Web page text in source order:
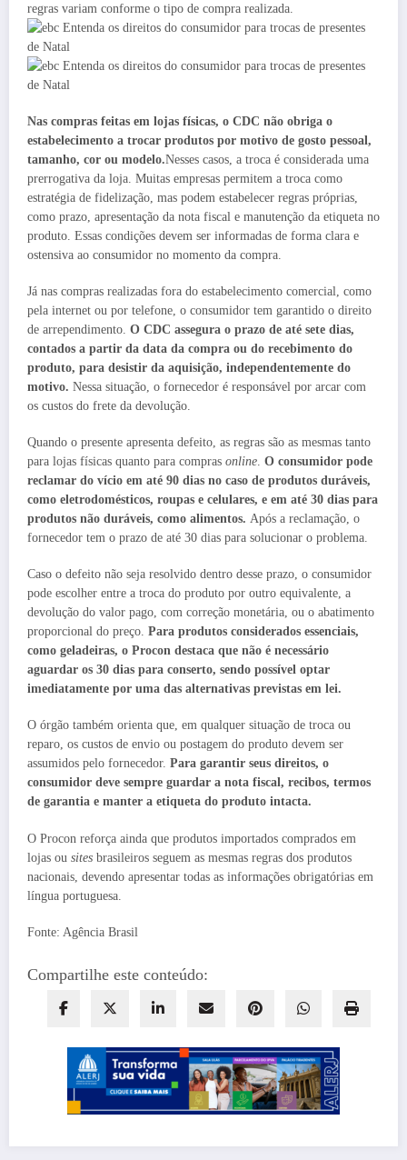
regras variam conforme o tipo de compra realizada.
Nas compras feitas em lojas físicas, o CDC não obriga o
estabelecimento a trocar produtos por motivo de gosto pessoal,
tamanho, cor ou modelo.Nesses casos, a troca é considerada uma
prerrogativa da loja. Muitas empresas permitem a troca como
estratégia de fidelização, mas podem estabelecer regras próprias,
como prazo, apresentação da nota fiscal e manutenção da etiqueta no
produto. Essas condições devem ser informadas de forma clara e
ostensiva ao consumidor no momento da compra.
Já nas compras realizadas fora do estabelecimento comercial, como
pela internet ou por telefone, o consumidor tem garantido o direito
de arrependimento. O CDC assegura o prazo de até sete dias,
contados a partir da data da compra ou do recebimento do
produto, para desistir da aquisição, independentemente do
motivo. Nessa situação, o fornecedor é responsável por arcar com
os custos do frete da devolução.
Quando o presente apresenta defeito, as regras são as mesmas tanto
para lojas físicas quanto para compras online. O consumidor pode
reclamar do vício em até 90 dias no caso de produtos duráveis,
como eletrodomésticos, roupas e celulares, e em até 30 dias para
produtos não duráveis, como alimentos. Após a reclamação, o
fornecedor tem o prazo de até 30 dias para solucionar o problema.
Caso o defeito não seja resolvido dentro desse prazo, o consumidor
pode escolher entre a troca do produto por outro equivalente, a
devolução do valor pago, com correção monetária, ou o abatimento
proporcional do preço. Para produtos considerados essenciais,
como geladeiras, o Procon destaca que não é necessário
aguardar os 30 dias para conserto, sendo possível optar
imediatamente por uma das alternativas previstas em lei.
O órgão também orienta que, em qualquer situação de troca ou
reparo, os custos de envio ou postagem do produto devem ser
assumidos pelo fornecedor. Para garantir seus direitos, o
consumidor deve sempre guardar a nota fiscal, recibos, termos
de garantia e manter a etiqueta do produto intacta.
O Procon reforça ainda que produtos importados comprados em
lojas ou sites brasileiros seguem as mesmas regras dos produtos
nacionais, devendo apresentar todas as informações obrigatórias em
língua portuguesa.
Fonte: Agência Brasil
Compartilhe este conteúdo: